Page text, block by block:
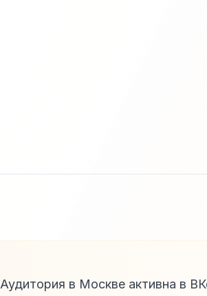
Аудитория в Москве активна в